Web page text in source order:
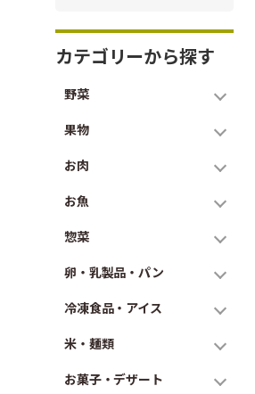
カテゴリーから探す
野菜
果物
お肉
お魚
惣菜
卵・乳製品・パン
冷凍食品・アイス
米・麺類
お菓子・デザート